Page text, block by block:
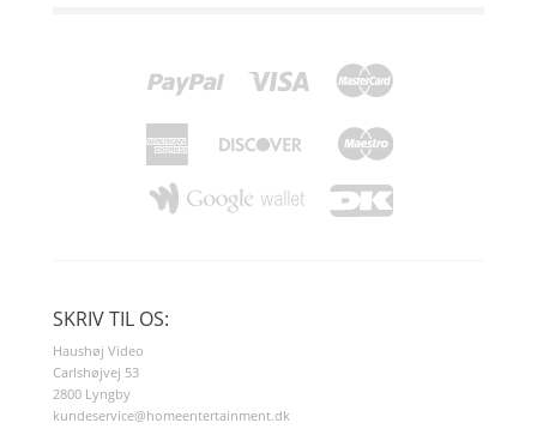
SKRIV TIL OS:
Haushøj Video
Carlshøjvej 53
2800 Lyngby
kundeservice@homeentertainment.dk